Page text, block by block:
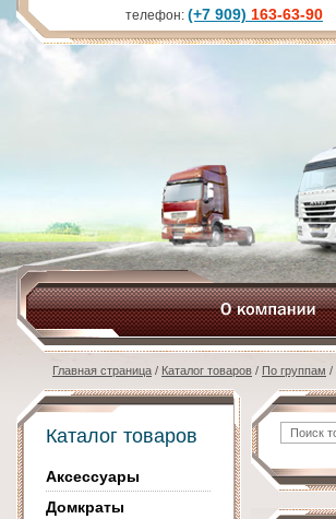
Главная страница / Каталог товаров / По группам /
Каталог товаров
Аксессуары
Домкраты
телефон: (+7 909) 163-63-90